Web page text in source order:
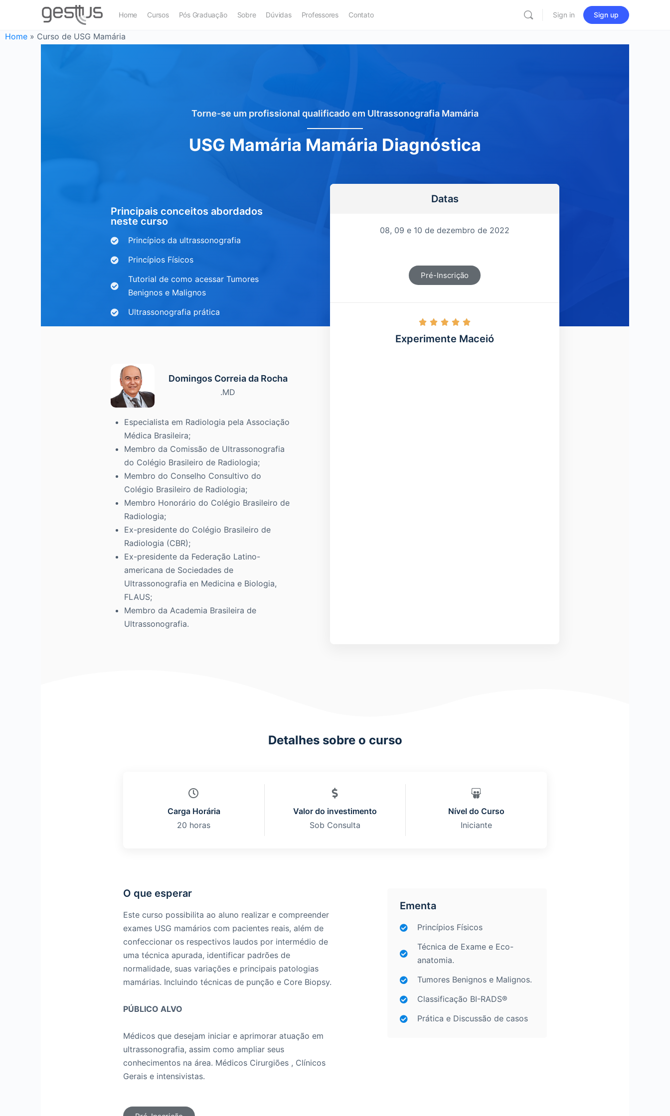
Home Cursos Pós Graduação Sobre Dúvidas Professores Contato Sign in Sign up
Home » Curso de USG Mamária
Torne-se um profissional qualificado em Ultrassonografia Mamária
USG Mamária Mamária Diagnóstica
Principais conceitos abordados
neste curso
Princípios da ultrassonografia
Princípios Físicos
Tutorial de como acessar Tumores
Benignos e Malignos
Ultrassonografia prática
Domingos Correia da Rocha
.MD
Especialista em Radiologia pela Associação
Médica Brasileira;
Membro da Comissão de Ultrassonografia
do Colégio Brasileiro de Radiologia;
Membro do Conselho Consultivo do
Colégio Brasileiro de Radiologia;
Membro Honorário do Colégio Brasileiro de
Radiologia;
Ex-presidente do Colégio Brasileiro de
Radiologia (CBR);
Ex-presidente da Federação Latino-
americana de Sociedades de
Ultrassonografia en Medicina e Biologia,
FLAUS;
Membro da Academia Brasileira de
Ultrassonografia.
Datas
08, 09 e 10 de dezembro de 2022
Pré-Inscrição
    
Experimente Maceió
Detalhes sobre o curso
Carga Horária
20 horas
Valor do investimento
Sob Consulta
Nível do Curso
Iniciante
O que esperar
Este curso possibilita ao aluno realizar e compreender
exames USG mamários com pacientes reais, além de
confeccionar os respectivos laudos por intermédio de
uma técnica apurada, identificar padrões de
normalidade, suas variações e principais patologias
mamárias. Incluindo técnicas de punção e Core Biopsy.
PÚBLICO ALVO
Médicos que desejam iniciar e aprimorar atuação em
ultrassonografia, assim como ampliar seus
conhecimentos na área. Médicos Cirurgiões , Clínicos
Gerais e intensivistas.
Ementa
Princípios Físicos
Técnica de Exame e Eco-
anatomia.
Tumores Benignos e Malignos.
Classificação BI-RADS®
Prática e Discussão de casos